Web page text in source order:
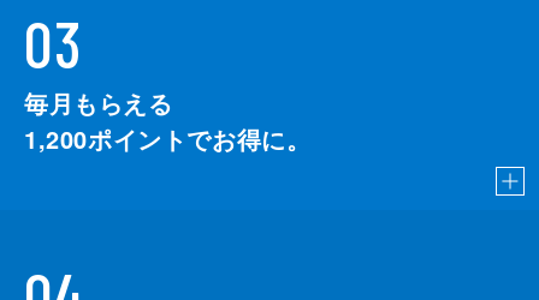
03
毎月もらえる
1,200ポイントでお得に。